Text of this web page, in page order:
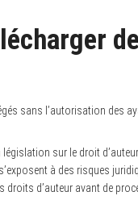
sans l’autorisation des
sur le droit
à des risques
d’auteur avant de